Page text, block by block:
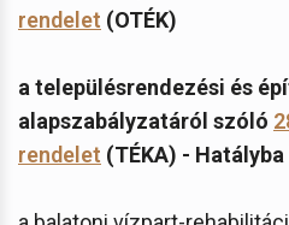
rendelet (OTÉK)
a településrendezési és
alapszabályzatáról szóló
rendelet (TÉKA) -